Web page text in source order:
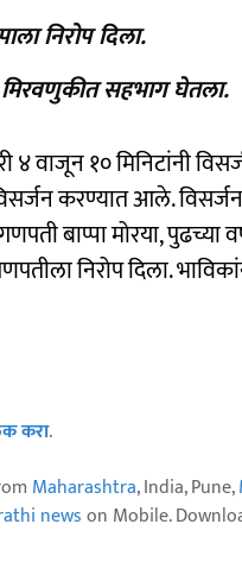
निरोप दिला.
मिरवणुकीत सहभाग घेतला.
४ वाजून १० मिनिटांनी
करण्यात आले.
बाप्पा मोरया, पुढच्या
निरोप दिला.
करा.
Maharashtra, India, Pune,
newson Mobile.